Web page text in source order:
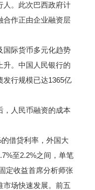
人。此次巴西政府计
合作正由企业融资层
际货币多元化趋势
升。中国人民银行的
发行规模已达1365亿
人民币融资的成本
借贷利率，外国大
至2.2%之间，单笔
定收益首席分析师张
市场快速发展。前五